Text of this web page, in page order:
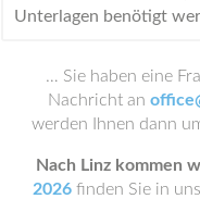
Unterlagen benötigt
… Sie haben eine
Nachricht an
werden Ihnen dann
Nach Linz kommen
2026 finden Sie in